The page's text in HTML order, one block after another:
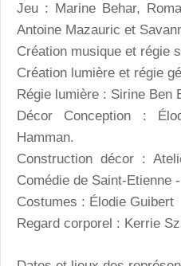
Jeu : Marine Behar,
Antoine Mazauric et
Création musique et régie
Création lumière et régie
Régie lumière : Sirine Ben
Décor Conception :
Hamman.
Construction décor :
Comédie de Saint-Etienne
Costumes : Élodie Guibert
Regard corporel : Kerrie